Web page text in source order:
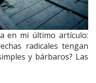
en mi último artículo:
radicales tengan
y bárbaros? Las